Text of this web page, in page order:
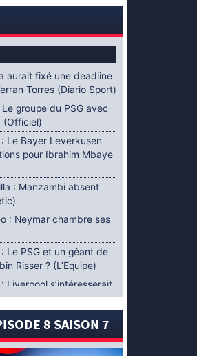
aurait fixé une deadline
Torres (Diario Sport)
Le groupe du PSG avec
(Officiel)
: Le Bayer Leverkusen
pour Ibrahim Mbaye
: Manzambi absent
: Neymar chambre ses
: Le PSG et un géant de
Risser ? (L’Equipe)
Liverpool s’intéresserait
Bradley Barcola
Accord contractuel
Godts (Fabrizio
8 SAISON 7